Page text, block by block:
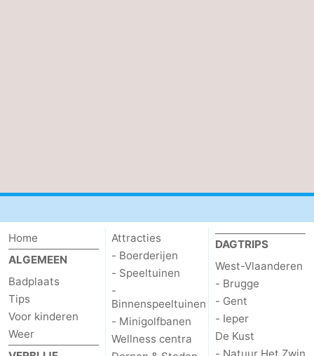
Home
ALGEMEEN
Badplaats
Tips
Voor kinderen
Weer
Attracties
- Boerderijen
- Speeltuinen
-
Binnenspeeltuinen
- Minigolfbanen
Wellness centra
DAGTRIPS
West-Vlaanderen
- Brugge
- Gent
- Ieper
De Kust